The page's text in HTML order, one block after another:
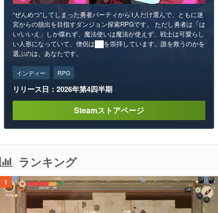
“ぜんめつ”してしまった勇者パーティから1人だけ選んで、ともに迷
宮からの脱出を目指すダンジョン探索RPGです。 ただし勇者は「は
い/いいえ」しか喋れず、魔法使いは魔法が使えず、戦士は可愛らし
い人形になっていて、僧侶は██を崇拝しています。誰を救うのかを
選ぶのは、あなたです。
インディー RPG
リリース日：2026年第4四半期
Steamストアページ
ランキング
1